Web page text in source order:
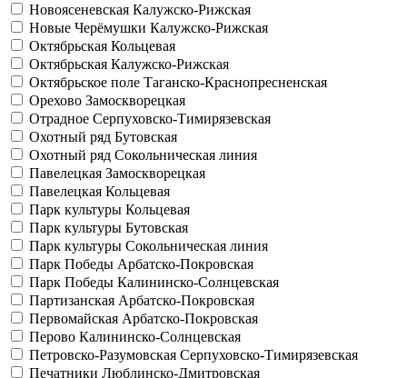
Новоясеневская Калужско-Рижская
Новые Черёмушки Калужско-Рижская
Октябрьская Кольцевая
Октябрьская Калужско-Рижская
Октябрьское поле Таганско-Краснопресненская
Орехово Замоскворецкая
Отрадное Серпуховско-Тимирязевская
Охотный ряд Бутовская
Охотный ряд Сокольническая линия
Павелецкая Замоскворецкая
Павелецкая Кольцевая
Парк культуры Кольцевая
Парк культуры Бутовская
Парк культуры Сокольническая линия
Парк Победы Арбатско-Покровская
Парк Победы Калининско-Солнцевская
Партизанская Арбатско-Покровская
Первомайская Арбатско-Покровская
Перово Калининско-Солнцевская
Петровско-Разумовская Серпуховско-Тимирязевская
Печатники Люблинско-Дмитровская